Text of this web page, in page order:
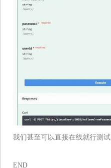
我们甚至可以直接在线就行测试
END